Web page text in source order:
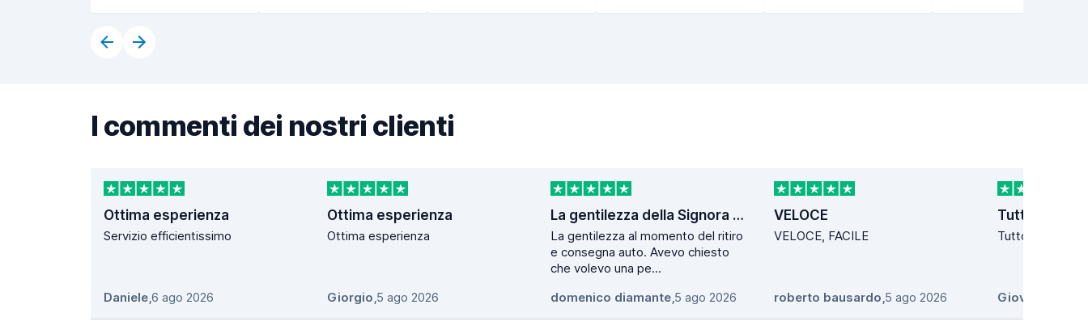
I commenti dei nostri clienti
Ottima esperienza
Servizio efficientissimo
Daniele,6 ago 2026
Ottima esperienza
Ottima esperienza
Giorgio,5 ago 2026
La gentilezza della Signora Stefania localita´ Poggio
La gentilezza al momento del ritiro
e consegna auto. Avevo chiesto
che volevo una pe...
domenico diamante,5 ago 2026
VELOCE
VELOCE, FACILE
roberto bausardo,5 ago 2026
Tutto
Tutto perfetto
Giovanni